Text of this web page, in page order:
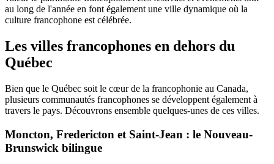
au long de l'année en font également une ville dynamique où la
culture francophone est célébrée.
Les villes francophones en dehors du
Québec
Bien que le Québec soit le cœur de la francophonie au Canada,
plusieurs communautés francophones se développent également à
travers le pays. Découvrons ensemble quelques-unes de ces villes.
Moncton, Fredericton et Saint-Jean : le Nouveau-
Brunswick bilingue